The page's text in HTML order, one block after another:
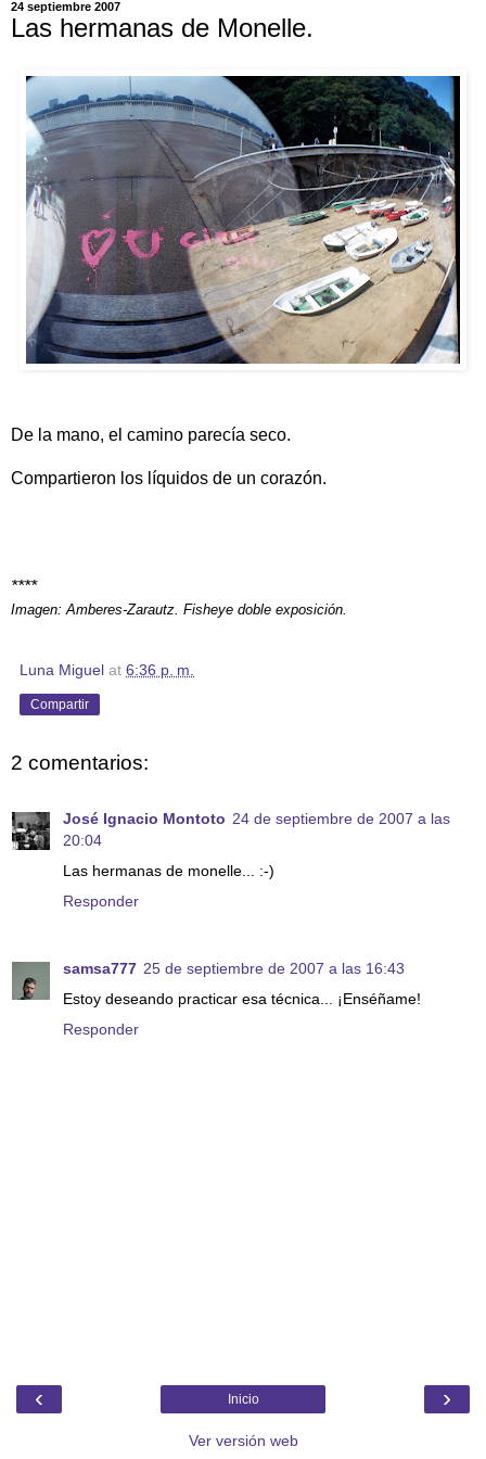
24 septiembre 2007
Las hermanas de Monelle.
De la mano, el camino parecía seco.
Compartieron los líquidos de un corazón.
****
Imagen: Amberes-Zarautz. Fisheye doble exposición.
Luna Miguel at 6:36 p. m.
Compartir
2 comentarios:
José Ignacio Montoto 24 de septiembre de 2007 a las
20:04
Las hermanas de monelle... :-)
Responder
samsa777 25 de septiembre de 2007 a las 16:43
Estoy deseando practicar esa técnica... ¡Enséñame!
Responder
‹ ›
Inicio
Ver versión web